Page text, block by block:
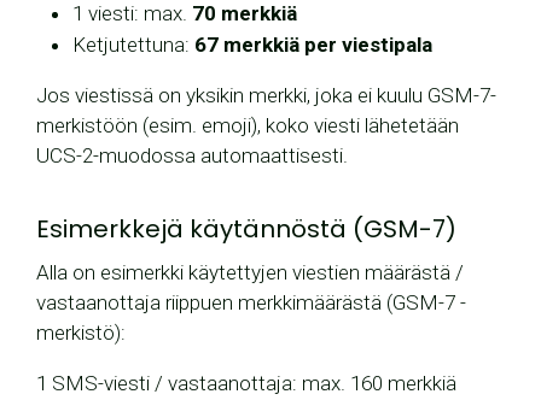
1 viesti: max. 70 merkkiä
Ketjutettuna: 67 merkkiä per viestipala
Jos viestissä on yksikin merkki, joka ei kuulu GSM-7-
merkistöön (esim. emoji), koko viesti lähetetään
UCS-2-muodossa automaattisesti.
Esimerkkejä käytännöstä (GSM-7)
Alla on esimerkki käytettyjen viestien määrästä /
vastaanottaja riippuen merkkimäärästä (GSM-7 -
merkistö):
1 SMS-viesti / vastaanottaja: max. 160 merkkiä